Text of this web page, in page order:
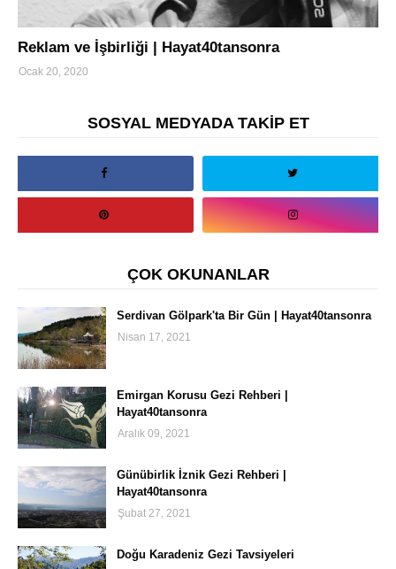
Reklam ve İşbirliği | Hayat40tansonra
Ocak 20, 2020
SOSYAL MEDYADA TAKİP ET
ÇOK OKUNANLAR
Serdivan Gölpark'ta Bir Gün | Hayat40tansonra
Nisan 17, 2021
Emirgan Korusu Gezi Rehberi |
Hayat40tansonra
Aralık 09, 2021
Günübirlik İznik Gezi Rehberi |
Hayat40tansonra
Şubat 27, 2021
Doğu Karadeniz Gezi Tavsiyeleri